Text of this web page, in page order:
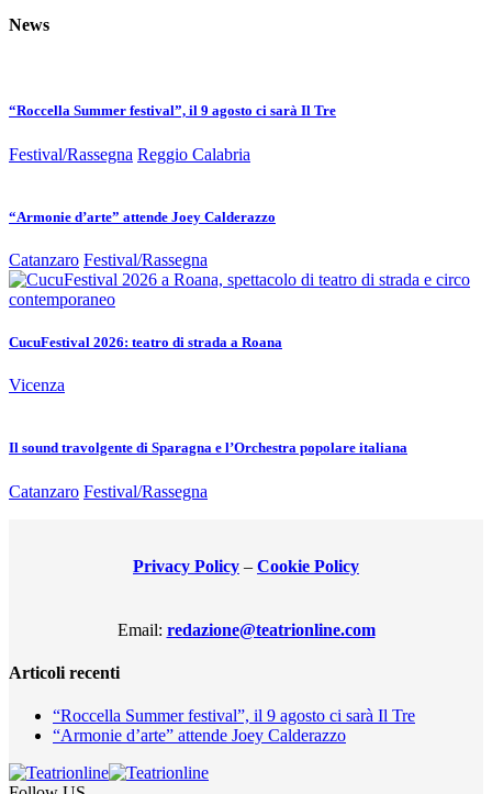
News
“Roccella Summer festival”, il 9 agosto ci sarà Il Tre
Festival/Rassegna Reggio Calabria
“Armonie d’arte” attende Joey Calderazzo
Catanzaro Festival/Rassegna
CucuFestival 2026: teatro di strada a Roana
Vicenza
Il sound travolgente di Sparagna e l’Orchestra popolare italiana
Catanzaro Festival/Rassegna
Privacy Policy – Cookie Policy
Email: redazione@teatrionline.com
Articoli recenti
“Roccella Summer festival”, il 9 agosto ci sarà Il Tre
“Armonie d’arte” attende Joey Calderazzo